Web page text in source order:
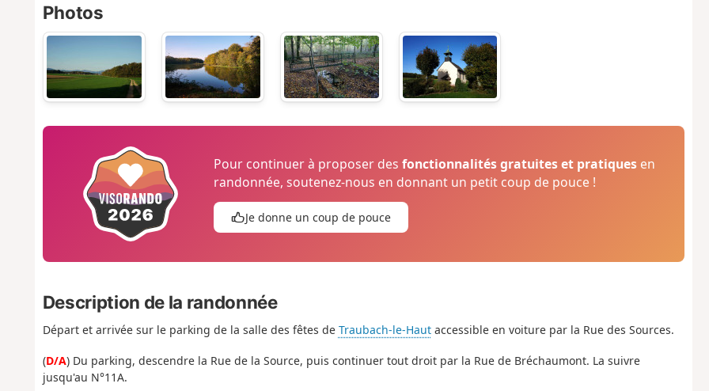
Photos
Pour continuer à proposer desfonctionnalités gratuites et pratiques en
randonnée, soutenez-nous en donnant un petit coup de pouce !
Je donne un coup de pouce
Description de la randonnée
Départ et arrivée sur le parking de la salle des fêtes de Traubach-le-Hautaccessible en voiture par la Rue des Sources.
(D/A) Du parking, descendre la Rue de la Source, puis continuer tout droit par la Rue de Bréchaumont. La suivre
jusqu'au N°11A.